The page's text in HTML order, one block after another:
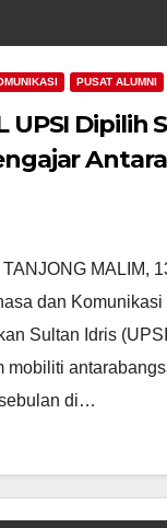
PUSAT ALUMNI
UPSI Dipilih
MALIM,
dan Komunikasi
Sultan Idris
mobiliti
di…